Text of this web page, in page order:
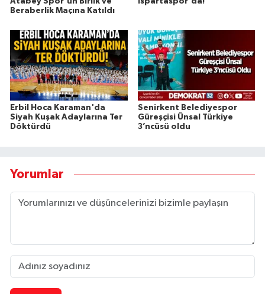
Beraberlik Maçına Katıldı
Erbil Hoca Karaman'da
Siyah Kuşak Adaylarına Ter
Döktürdü
Senirkent Belediyespor
Güreşçisi Ünsal Türkiye
3’ncüsü oldu
Yorumlar